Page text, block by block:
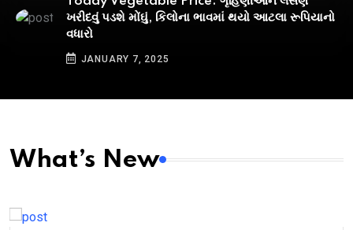
ખરીદવું પડશે મોંઘું, કિલોના ભાવમાં થયો આટલા રૂપિયાનો
વધારો
JANUARY 7, 2025
What’s New